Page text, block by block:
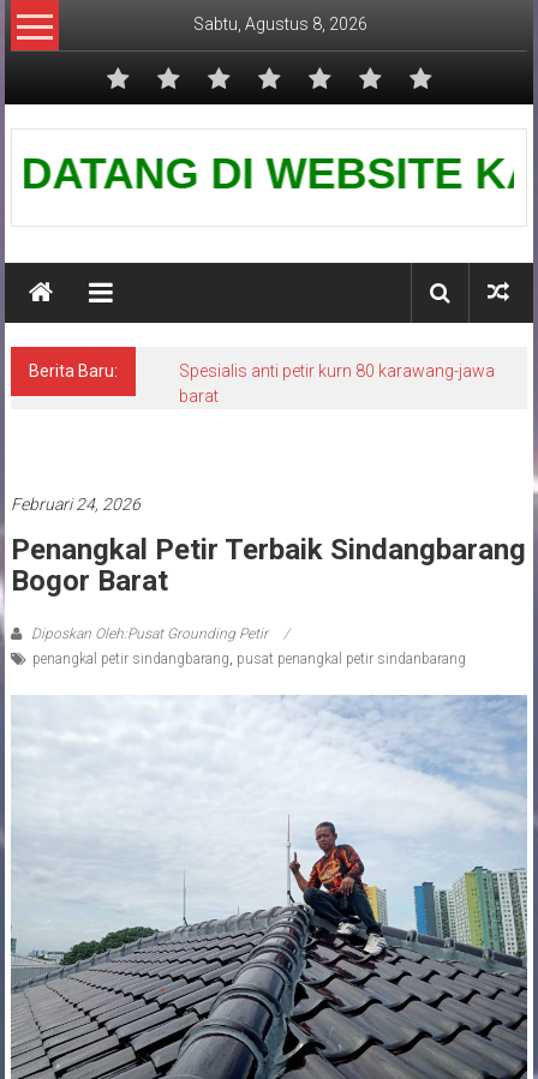
Lompat
ke
Sabtu, Agustus 8, 2026
Pusat
Grounding
DI WEBSITE
Berita Baru:
Spesialis anti petir kurn 80 karawang-jawa
barat
Februari 24, 2026
Penangkal Petir Terbaik Sindangbarang
Bogor Barat
Diposkan Oleh:Pusat Grounding Petir
penangkal petir sindangbarang, pusat penangkal petir sindanbarang